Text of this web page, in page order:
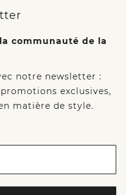
communauté de la
notre newsletter :
exclusives,
matière de style.